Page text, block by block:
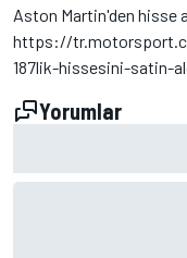
Aston Martin'den hisse
https://
187lik-hissesini-satin-
Yorumlar